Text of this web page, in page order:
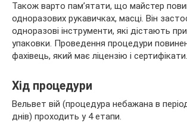
Також варто пам’ятати, що майстер
одноразових рукавичках, масці. Він
одноразові інструменти, які дістають
упаковки. Проведення процедури
фахівець, який має ліцензію і сертифікати.
Хід процедури
Вельвет вій (процедура небажана в
днів) проходить у 4 етапи.